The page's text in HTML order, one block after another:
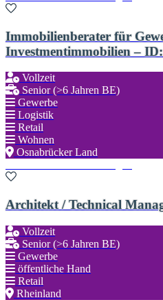
Immobilienberater für
Investmentimmobilien –
Vollzeit
Senior (>6 Jahren BE)
Gewerbe
Logistik
Retail
Wohnen
Osnabrücker Land
Architekt / Technical
Vollzeit
Senior (>6 Jahren BE)
Gewerbe
öffentliche Hand
Retail
Rheinland